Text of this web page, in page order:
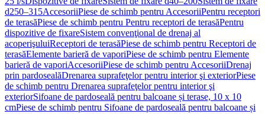
d250–315AccesoriiPiese de schimb pentru AccesoriiPentru receptori
de terasăPiese de schimb pentru Pentru receptori de terasăPentru
dispozitive de fixareSistem convenţional de drenaj al
acoperişuluiReceptori de terasăPiese de schimb pentru Receptori de
terasăElemente barieră de vaporiPiese de schimb pentru Elemente
barieră de vaporiAccesoriiPiese de schimb pentru AccesoriiDrenaj
prin pardosealăDrenarea suprafeţelor pentru interior şi exteriorPiese
de schimb pentru Drenarea suprafeţelor pentru interior şi
exteriorSifoane de pardoseală pentru balcoane și terase, 10 x 10
cmPiese de schimb pentru Sifoane de pardoseală pentru balcoane și